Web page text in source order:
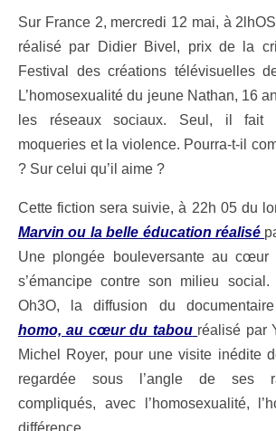
Sur France 2, mercredi 12 mai, à
réalisé par Didier Bivel, prix de la
Festival des créations télévisuelles
L’homosexualité du jeune Nathan, 16
les réseaux sociaux. Seul, il fait
moqueries et la violence. Pourra-t-il
? Sur celui qu’il aime ?
Cette fiction sera suivie, à 22h 05 du
Marvin ou la belle éducation réalisé
Une plongée bouleversante au cœur
s’émancipe contre son milieu
Oh3O, la diffusion du
homo, au cœur du tabou réalisé par
Michel Royer, pour une visite inédite
regardée sous l’angle de ses
compliqués, avec l’homosexualité,
différence.